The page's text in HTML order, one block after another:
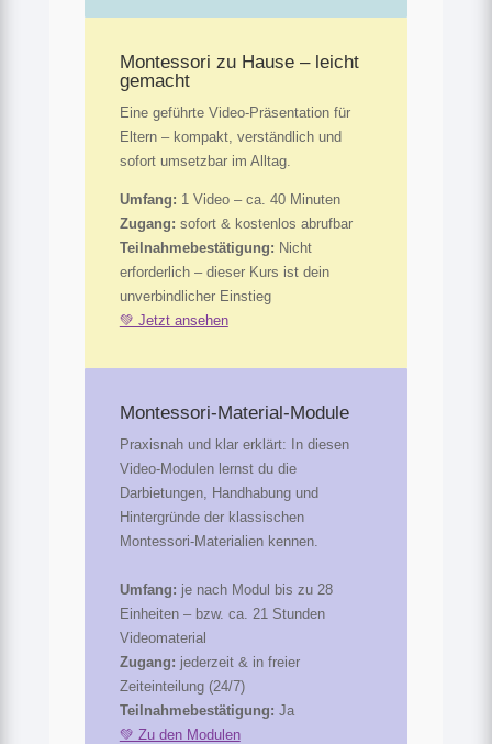
Montessori zu Hause – leicht
gemacht
Eine geführte Video-Präsentation für
Eltern – kompakt, verständlich und
sofort umsetzbar im Alltag.
Umfang: 1 Video – ca. 40 Minuten
Zugang: sofort & kostenlos abrufbar
Teilnahmebestätigung: Nicht
erforderlich – dieser Kurs ist dein
unverbindlicher Einstieg
💚 Jetzt ansehen
Montessori-Material-Module
Praxisnah und klar erklärt: In diesen
Video-Modulen lernst du die
Darbietungen, Handhabung und
Hintergründe der klassischen
Montessori-Materialien kennen.
Umfang: je nach Modul bis zu 28
Einheiten – bzw. ca. 21 Stunden
Videomaterial
Zugang: jederzeit & in freier
Zeiteinteilung (24/7)
Teilnahmebestätigung: Ja
💚 Zu den Modulen